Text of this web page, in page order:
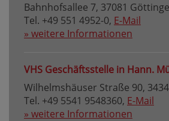
Bahnhofsallee 7, 37081
Tel. +49 551 4952-0, E-Mail
» weitere Informationen
VHS Geschäftsstelle in Hann.
Wilhelmshäuser Straße 90,
Tel. +49 5541 9548360, E-Mail
» weitere Informationen